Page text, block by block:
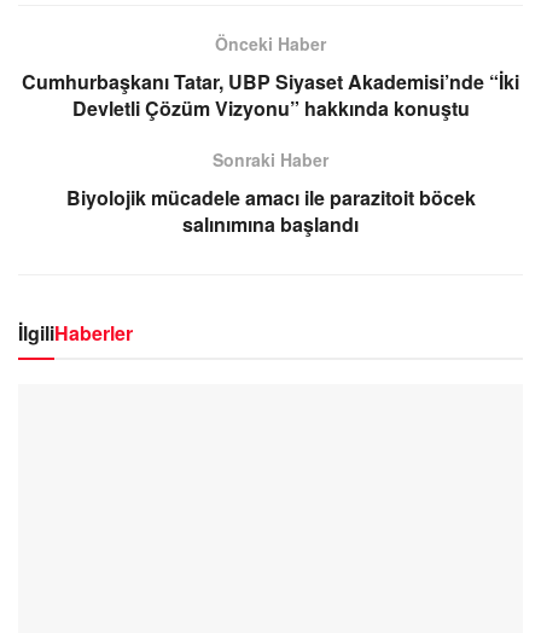
Önceki Haber
Cumhurbaşkanı Tatar, UBP Siyaset Akademisi’nde “İki
Devletli Çözüm Vizyonu” hakkında konuştu
Sonraki Haber
Biyolojik mücadele amacı ile parazitoit böcek
salınımına başlandı
İlgiliHaberler